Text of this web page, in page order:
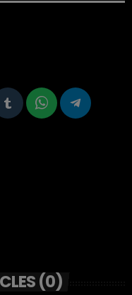
(0)